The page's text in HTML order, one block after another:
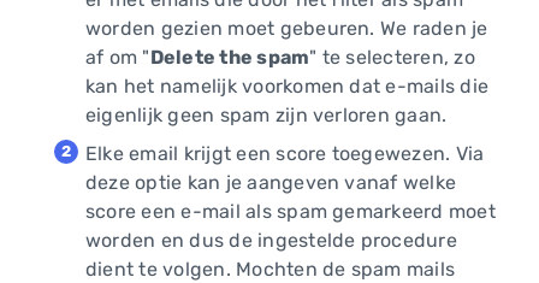
worden gezien moet gebeuren. We raden je
af om "Delete the spam" te selecteren, zo
kan het namelijk voorkomen dat e-mails die
eigenlijk geen spam zijn verloren gaan.
Elke email krijgt een score toegewezen. Via
deze optie kan je aangeven vanaf welke
score een e-mail als spam gemarkeerd moet
worden en dus de ingestelde procedure
dient te volgen. Mochten de spam mails